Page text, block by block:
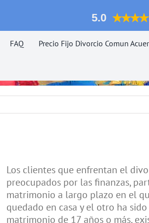
5.0
FAQ Precio Fijo Divorcio Comun
Los clientes que enfrentan el
preocupados por las finanzas,
matrimonio a largo plazo en el
quedado en casa y el otro ha
matrimonio de 17 años o más,